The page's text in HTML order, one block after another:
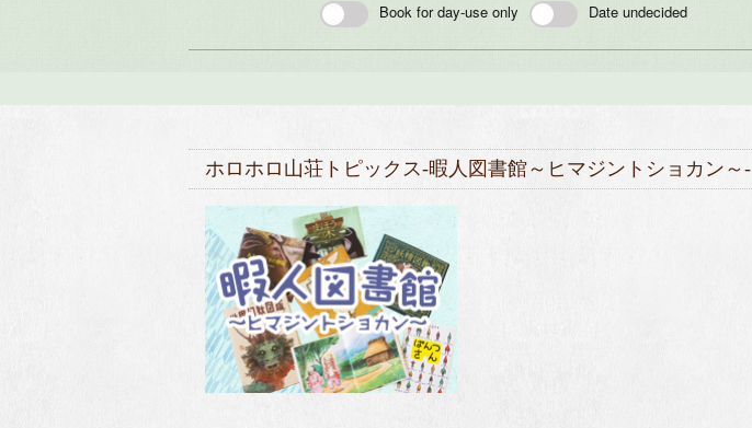
Book for day-use only Date undecided
ホロホロ山荘トピックス-暇人図書館～ヒマジントショカン～-